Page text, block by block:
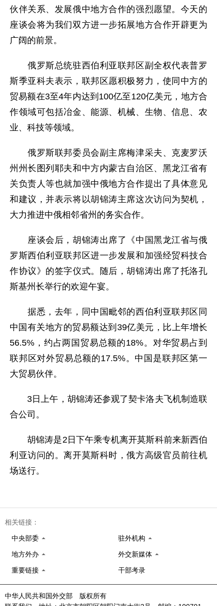
伙伴关系、发展俄中地方合作的强烈愿望。今天的
座谈会将为我们双方进一步拓展地方合作开辟更为
广阔的前景。
俄罗斯总统驻西伯利亚联邦区副全权代表普罗
斯季亚科夫表示，联邦区愿积极努力，使同中方的
贸易额在3至4年内达到100亿至120亿美元，地方合
作领域可包括冶金、能源、机械、生物、信息、农
业、科技等领域。
俄罗斯联邦委员会副主席梅津采夫、克麦罗沃
州州长图列耶夫和中方内蒙古自治区、黑龙江省有
关负责人等也就加强中俄地方合作提出了具体意见
和建议，并表示将以胡锦涛主席这次访问为契机，
大力推进中俄相邻省州的务实合作。
座谈会后，胡锦涛出席了《中国黑龙江省与俄
罗斯西伯利亚联邦区进一步发展和加强经贸科技合
作协议》的签字仪式。随后，胡锦涛出席了托洛孔
斯基州长举行的欢迎午宴。
据悉，去年，同中国毗邻的西伯利亚联邦区同
中国有关地方的贸易额达到39亿美元，比上年增长
56.5%，约占两国贸易总额的18%。对华贸易占到
联邦区对外贸易总额的17.5%。中国是联邦区第一
大贸易伙伴。
3日上午，胡锦涛还参观了契卡洛夫飞机制造联
合公司。
胡锦涛是2日下午乘专机离开莫斯科前来新西伯
利亚访问的。离开莫斯科时，俄方高级官员前往机
场送行。
相关链接：
中央部委 驻外机构
地方外办 外交新媒体
重要链接 干部考录
中华人民共和国外交部 版权所有